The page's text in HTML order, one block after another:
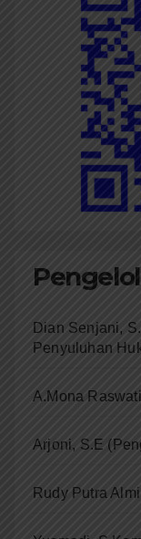
Dian Senjani,
Penyuluhan
A.Mona
Arjoni, S.E
Rudy Putra